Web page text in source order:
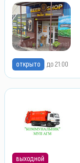
открыто до 21:00
выходной